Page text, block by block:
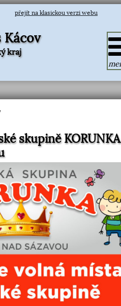
přejít na klasickou verzi webu
Kácov
kraj
skupině